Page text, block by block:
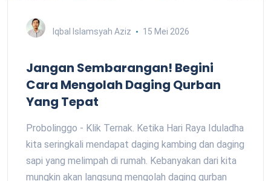
Iqbal Islamsyah Aziz 15 Mei 2026
Jangan Sembarangan! Begini
Cara Mengolah Daging Qurban
Yang Tepat
Probolinggo - Klik Ternak. Ketika Hari Raya Iduladha
kita seringkali mendapat daging kambing dan daging
sapi yang melimpah di rumah. Kebanyakan dari kita
mungkin akan langsung mengolah daging qurban